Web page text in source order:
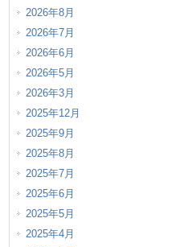
2026年8月
2026年7月
2026年6月
2026年5月
2026年3月
2025年12月
2025年9月
2025年8月
2025年7月
2025年6月
2025年5月
2025年4月